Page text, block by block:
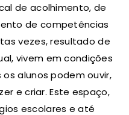
de acolhimento, de
de competências
vezes, resultado de
vivem em condições
alunos podem ouvir,
e criar. Este espaço,
escolares e até